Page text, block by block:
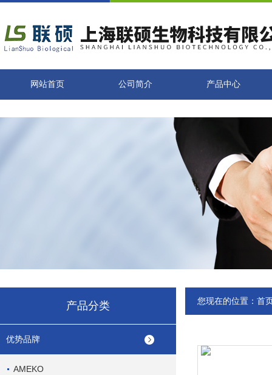
网站首页 公司简介 产品中心
产品分类
优势品牌
AMEKO
您现在的位置： 首